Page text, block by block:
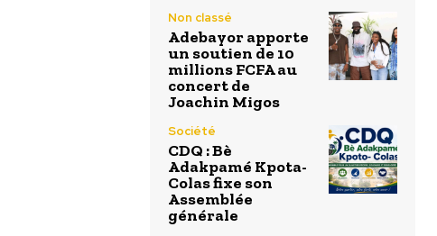
Non classé
Adebayor apporte
un soutien de 10
millions FCFA au
concert de
Joachin Migos
Société
CDQ : Bè
Adakpamé Kpota-
Colas fixe son
Assemblée
générale